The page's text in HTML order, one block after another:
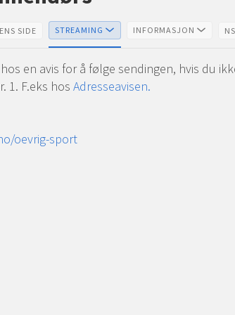
SIDE
(ÅPNES I NY FANE)
STREAMING INFORMASJON
en avis for å følge sendingen, hvis du
1. F.eks hos Adresseavisen.
oevrig-sport